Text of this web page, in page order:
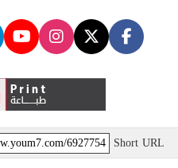
Short URL